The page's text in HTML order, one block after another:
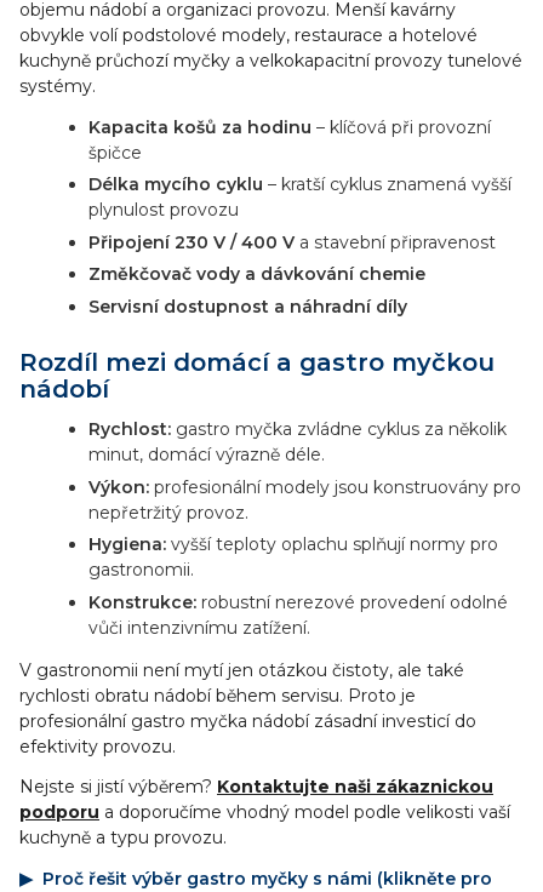
objemu nádobí a organizaci provozu. Menší kavárny
obvykle volí podstolové modely, restaurace a hotelové
kuchyně průchozí myčky a velkokapacitní provozy tunelové
systémy.
Kapacita košů za hodinu – klíčová při provozní
špičce
Délka mycího cyklu – kratší cyklus znamená vyšší
plynulost provozu
Připojení 230 V / 400 Va stavební připravenost
Změkčovač vody a dávkování chemie
Servisní dostupnost a náhradní díly
Rozdíl mezi domácí a gastro myčkou
nádobí
Rychlost:gastro myčka zvládne cyklus za několik
minut, domácí výrazně déle.
Výkon:profesionální modely jsou konstruovány pro
nepřetržitý provoz.
Hygiena:vyšší teploty oplachu splňují normy pro
gastronomii.
Konstrukce:robustní nerezové provedení odolné
vůči intenzivnímu zatížení.
V gastronomii není mytí jen otázkou čistoty, ale také
rychlosti obratu nádobí během servisu. Proto je
profesionální gastro myčka nádobí zásadní investicí do
efektivity provozu.
Nejste si jistí výběrem? Kontaktujte naši zákaznickou
podporu a doporučíme vhodný model podle velikosti vaší
kuchyně a typu provozu.
Proč řešit výběr gastro myčky s námi (klikněte pro